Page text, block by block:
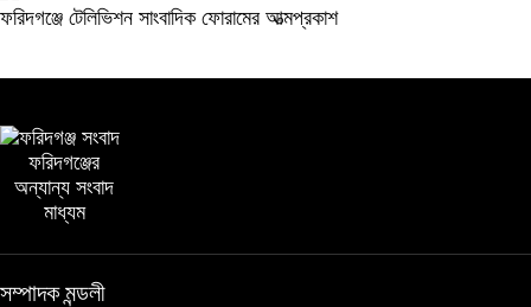
ফরিদগঞ্জে টেলিভিশন সাংবাদিক ফোরামের আত্মপ্রকাশ
ফরিদগঞ্জের
অন্যান্য সংবাদ
মাধ্যম
সম্পাদক মন্ডলী